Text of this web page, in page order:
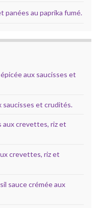
panées au paprika fumé.
aux saucisses et
saucisses et crudités.
aux crevettes, riz et
crevettes, riz et
sauce crémée aux